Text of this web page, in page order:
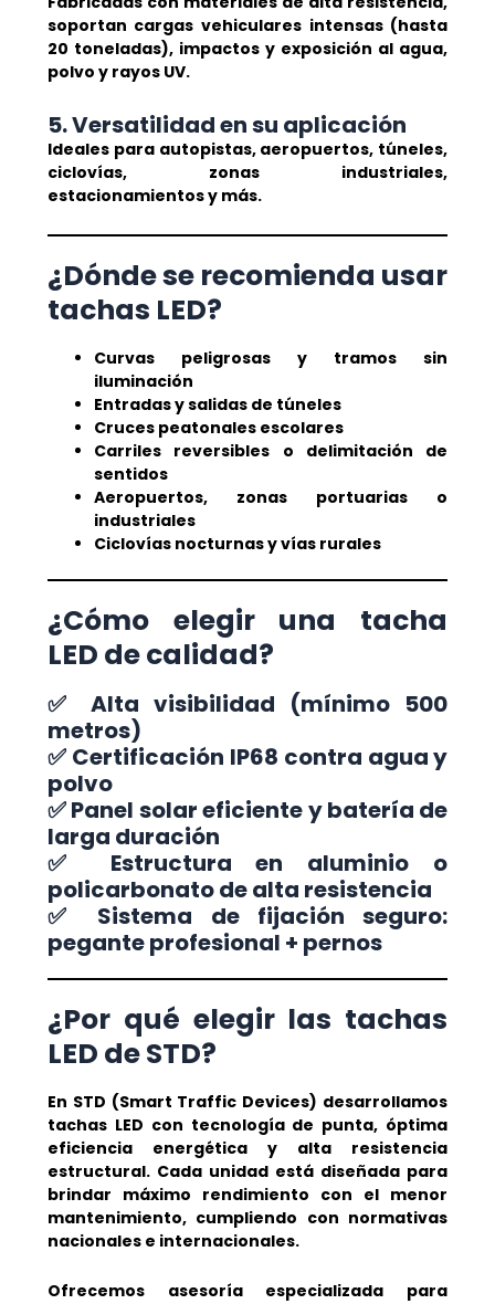
soportan cargas vehiculares intensas (hasta
20 toneladas), impactos y exposición al agua,
polvo y rayos UV.
5. Versatilidad en su aplicación
Ideales para autopistas, aeropuertos, túneles,
ciclovías, zonas industriales,
estacionamientos y más.
¿Dónde se recomienda usar
tachas LED?
Curvas peligrosas y tramos sin
iluminación
Entradas y salidas de túneles
Cruces peatonales escolares
Carriles reversibles o delimitación de
sentidos
Aeropuertos, zonas portuarias o
industriales
Ciclovías nocturnas y vías rurales
¿Cómo elegir una tacha
LED de calidad?
✅ Alta visibilidad (mínimo 500
metros)
✅ Certificación IP68 contra agua y
polvo
✅ Panel solar eficiente y batería de
larga duración
✅ Estructura en aluminio o
policarbonato de alta resistencia
✅ Sistema de fijación seguro:
pegante profesional + pernos
¿Por qué elegir las tachas
LED de STD?
En STD (Smart Traffic Devices) desarrollamos
tachas LED con tecnología de punta, óptima
eficiencia energética y alta resistencia
estructural. Cada unidad está diseñada para
brindar máximo rendimiento con el menor
mantenimiento, cumpliendo con normativas
nacionales e internacionales.
Ofrecemos asesoría especializada para